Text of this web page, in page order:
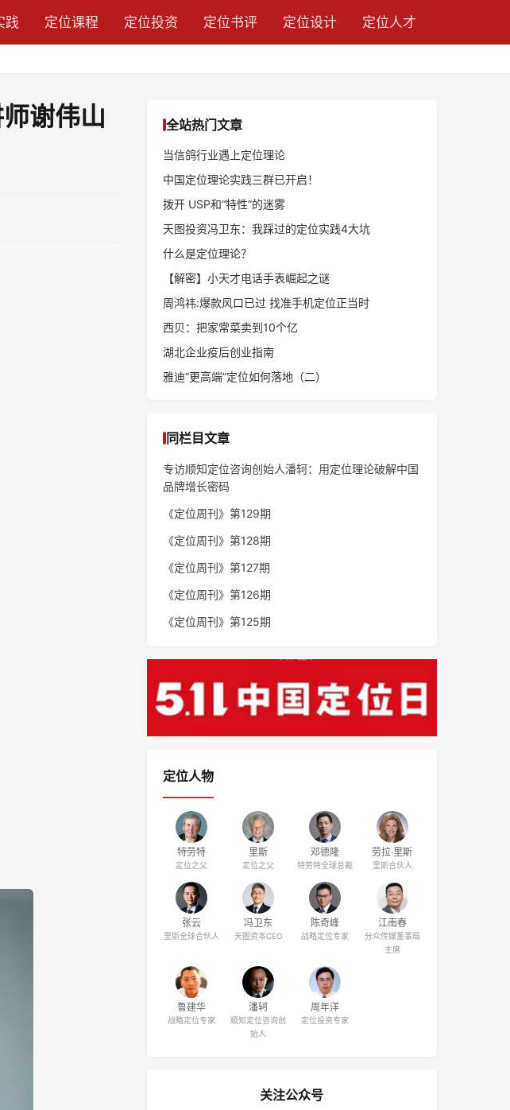
践 定位课程 定位投资 定位书评 定位设计 定位人才
谢伟山 全站热门文章
当信鸽行业遇上定位理论
中国定位理论实践三群已开启！
拨开 USP和“特性”的迷雾
天图投资冯卫东：我踩过的定位实践4大坑
什么是定位理论？
【解密】小天才电话手表崛起之谜
周鸿祎:爆款风口已过 找准手机定位正当时
西贝：把家常菜卖到10个亿
湖北企业疫后创业指南
雅迪“更高端”定位如何落地（二）
同栏目文章
专访顺知定位咨询创始人潘轲：用定位理论破解中国
品牌增长密码
《定位周刊》第129期
《定位周刊》第128期
《定位周刊》第127期
《定位周刊》第126期
《定位周刊》第125期
定位人物
特劳特
定位之父
里斯
定位之父
邓德隆
特劳特全球总裁
劳拉·里斯
里斯合伙人
张云
里斯全球合伙人
冯卫东
天图资本CEO
陈奇峰
战略定位专家
江南春
分众传媒董事局
主席
鲁建华
战略定位专家
潘轲
顺知定位咨询创
始人
周年洋
定位投资专家
关注公众号